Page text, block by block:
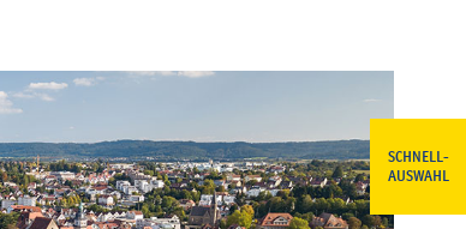
SCHNELL-
AUSWAHL